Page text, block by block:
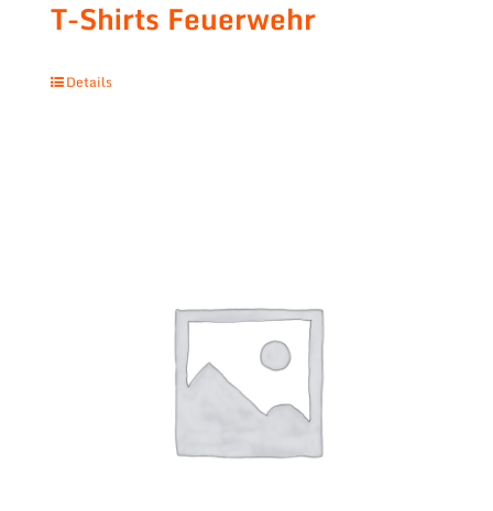
T-Shirts Feuerwehr
Details